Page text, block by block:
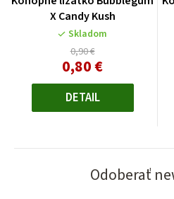
X Candy Kush
Skladom
0,90 €
0,80 €
DETAIL
Odoberať